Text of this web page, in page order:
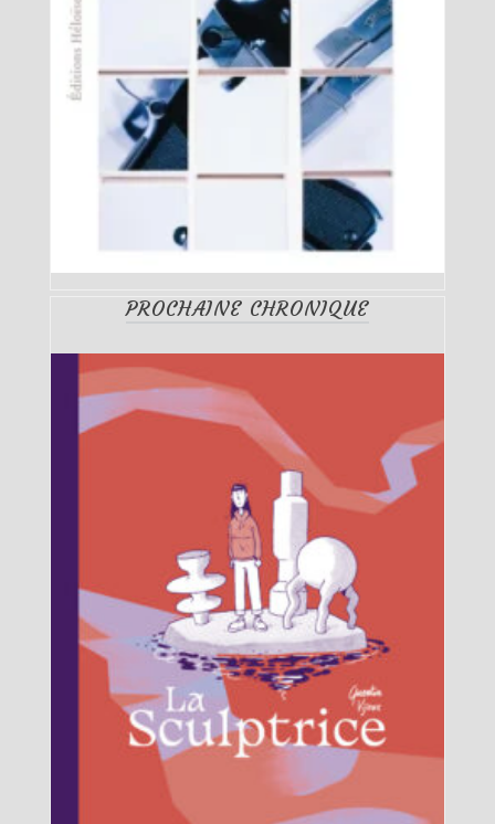
PROCHAINE CHRONIQUE